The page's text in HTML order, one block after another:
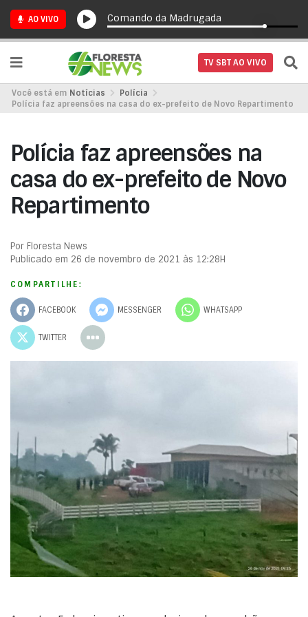
AO VIVO Comando da Madrugada
TV SBT AO VIVO
Você está em Notícias
Polícia
Polícia faz apreensões na casa do ex-prefeito de Novo Repartimento
Polícia faz apreensões na
casa do ex-prefeito de Novo
Repartimento
Por Floresta News
Publicado em 26 de novembro de 2021 às 12:28H
COMPARTILHE:
FACEBOOK MESSENGER WHATSAPP
TWITTER